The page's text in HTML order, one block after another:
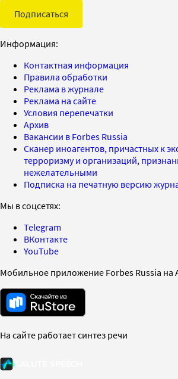
Подписаться
Информация:
Контактная информация
Правила обработки
Реклама в журнале
Реклама на сайте
Условия перепечатки
Архив
Вакансии в Forbes Russia
Сканер иноагентов, причастных к
терроризму и организаций,
нежелательными
Подписка на печатную версию
Мы в соцсетях:
Telegram
ВКонтакте
YouTube
Мобильное приложение Forbes Russia на
На сайте работает синтез речи